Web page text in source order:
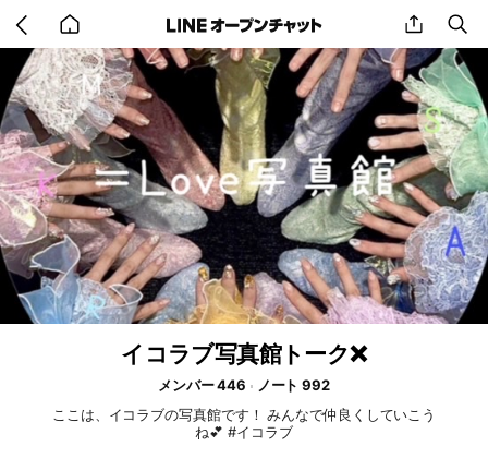
back
to
home
share
イコラブ写真館トーク❌
メンバー 446
ノート 992
ここは、イコラブの写真館です！ みんなで仲良くしていこう
ね💕 #イコラブ